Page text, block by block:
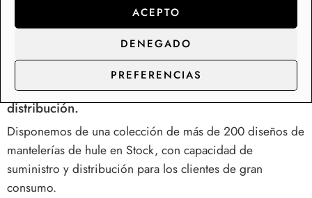
ACEPTO
DENEGADO
PREFERENCIAS
verano son muy prácticos sobre los muebles de terraza y
en el interior son la perfecta solución para mesas de
Somos fabricantes de rollos de hule y manteles,
contacta con nosotros para precios de
distribución.
Disponemos de una colección de más de 200 diseños de
mantelerías de hule en Stock, con capacidad de
suministro y distribución para los clientes de gran
consumo.